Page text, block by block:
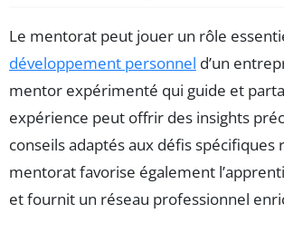
Le mentorat peut jouer un rôle
développement personnel d’un
mentor expérimenté qui guide et
expérience peut offrir des insights
conseils adaptés aux défis spécifiques
mentorat favorise également
et fournit un réseau professionnel